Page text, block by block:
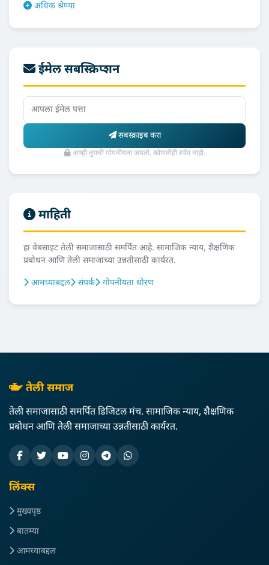
अधिक श्रेण्या
ईमेल सबस्क्रिप्शन
सबस्क्राइब करा
आम्ही तुमची गोपनीयता जपतो. कोणतीही स्पॅम नाही.
माहिती
हा वेबसाइट तेली समाजासाठी समर्पित आहे. सामाजिक न्याय, शैक्षणिक
प्रबोधन आणि तेली समाजाच्या उन्नतीसाठी कार्यरत.
आमच्याबद्दल
संपर्क गोपनीयता धोरण
तेली समाज
तेली समाजासाठी समर्पित डिजिटल मंच. सामाजिक न्याय, शैक्षणिक
प्रबोधन आणि तेली समाजाच्या उन्नतीसाठी कार्यरत.
लिंक्स
मुख्यपृष्ठ
बातम्या
आमच्याबद्दल